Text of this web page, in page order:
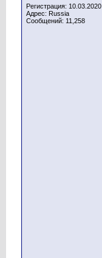
Регистрация: 10.03.2020
Адрес: Russia
Сообщений: 11,258